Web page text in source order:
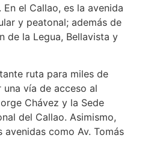
el Callao, es la avenida
y peatonal; además de
de la Legua, Bellavista y
ruta para miles de
una vía de acceso al
Chávez y la Sede
del Callao. Asimismo,
como Av. Tomás